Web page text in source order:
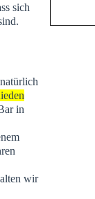
sich
in
wir